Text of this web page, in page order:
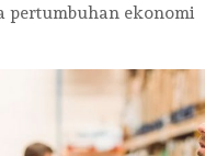
pertumbuhan ekonomi